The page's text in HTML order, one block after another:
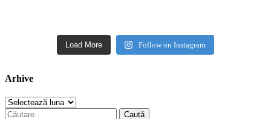
Load More Follow on Instagram
Arhive
Arhive
Caută